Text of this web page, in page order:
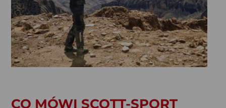
CO MÓWI SCOTT-SPORT